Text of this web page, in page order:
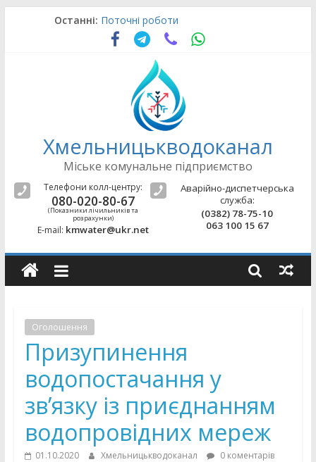
Останні: Поточні роботи
Оновлення щодо підводу води
Поточні роботи
Аварійно-відновлювальні роботи
Поточні роботи
Хмельницькводоканал
Міське комунальне підприємство
Телефони колл-центру:
080-020-80-67
(Показники лічильників та
розрахунки)
E-mail: kmwater@ukr.net
Аварійно-диспетчерська
служба:
(0382) 78-75-10
063 100 15 67
Оголошення
Призупинення
водопостачання у
зв’язку із приєднанням
водопровідних мереж
01.10.2020 Хмельницькводоканал 0 коментарів